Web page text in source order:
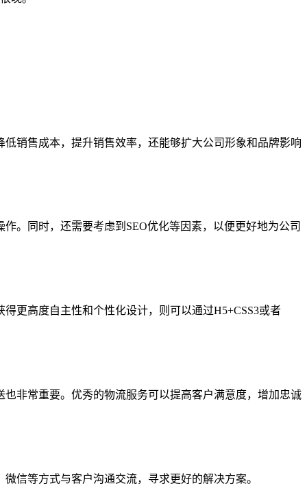
销售成本，提升销售效率，还能够扩大公司形象和品牌影响
。同时，还需要考虑到SEO优化等因素，以便更好地为公司
更高度自主性和个性化设计，则可以通过H5+CSS3或者
非常重要。优秀的物流服务可以提高客户满意度，增加忠诚
信等方式与客户沟通交流，寻求更好的解决方案。